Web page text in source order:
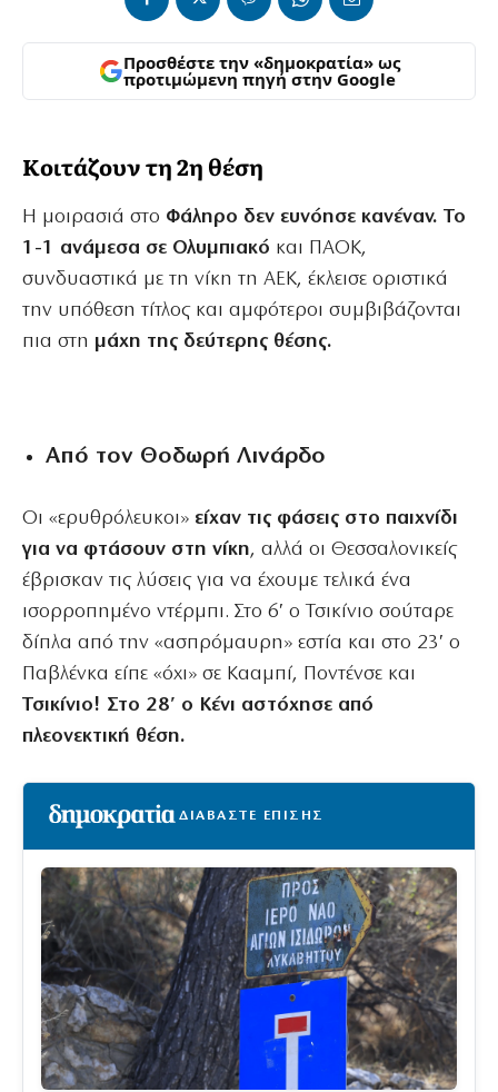
Προσθέστε την «δημοκρατία» ως
προτιμώμενη πηγή στην Google
Κοιτάζουν τη 2η θέση
Η μοιρασιά στο Φάληρο δεν ευνόησε κανέναν. Το
1-1 ανάμεσα σε Ολυμπιακό και ΠΑΟΚ,
συνδυαστικά με τη νίκη τη ΑΕΚ, έκλεισε οριστικά
την υπόθεση τίτλος και αμφότεροι συμβιβάζονται
πια στη μάχη της δεύτερης θέσης.
Aπό τον Θοδωρή Λινάρδο
Οι «ερυθρόλευκοι» είχαν τις φάσεις στο παιχνίδι
για να φτάσουν στη νίκη, αλλά οι Θεσσαλονικείς
έβρισκαν τις λύσεις για να έχουμε τελικά ένα
ισορροπημένο ντέρμπι. Στο 6′ ο Τσικίνιο σούταρε
δίπλα από την «ασπρόμαυρη» εστία και στο 23′ ο
Παβλένκα είπε «όχι» σε Κααμπί, Ποντένσε και
Τσικίνιο! Στο 28′ ο Κένι αστόχησε από
πλεονεκτική θέση.
ΔΙΑΒΑΣΤΕ ΕΠΙΣΗΣ